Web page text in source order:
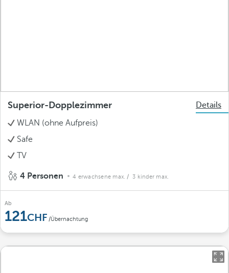
Superior-Dopplezimmer
Details
WLAN (ohne Aufpreis)
Safe
TV
4 Personen 4 erwachsene max. / 3 kinder max.
Ab
121 /Übernachtung